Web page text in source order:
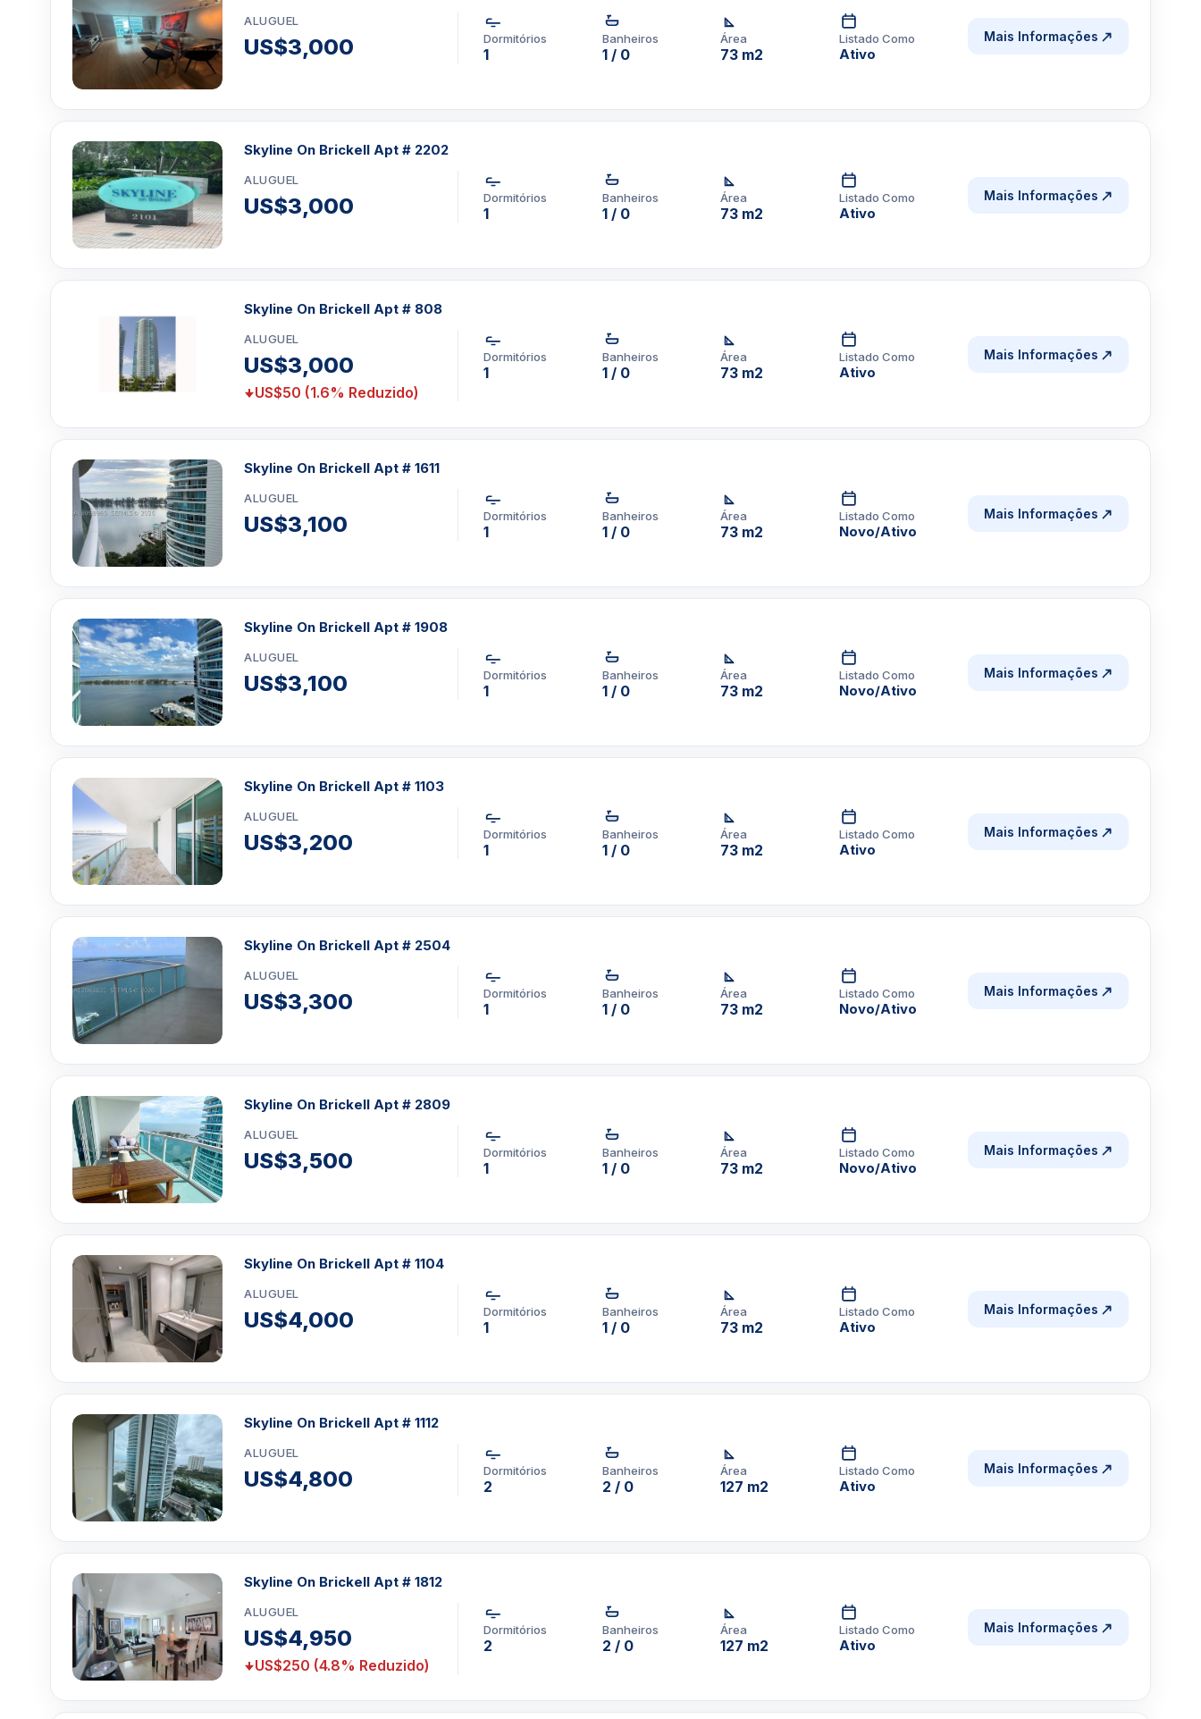
Clique aqui para mandar um email
WhatsApp um corretor em
Miami +1 305 540 5744
Para Vendas ligar no telefone no Brasil SP 11-3957-0613
ALUGUEL
US$3,000 Dormitórios
1
Banheiros
1 / 0
Área
73 m2
Listado Como
Ativo
Mais Informações
Skyline On Brickell Apt # 2202
ALUGUEL
US$3,000 Dormitórios
1
Banheiros
1 / 0
Área
73 m2
Listado Como
Ativo
Mais Informações
Skyline On Brickell Apt # 808
ALUGUEL
US$3,000
US$50 (1.6% Reduzido)
Dormitórios
1
Banheiros
1 / 0
Área
73 m2
Listado Como
Ativo
Mais Informações
Skyline On Brickell Apt # 1611
ALUGUEL
US$3,100 Dormitórios
1
Banheiros
1 / 0
Área
73 m2
Listado Como
Novo/Ativo
Mais Informações
Skyline On Brickell Apt # 1908
ALUGUEL
US$3,100 Dormitórios
1
Banheiros
1 / 0
Área
73 m2
Listado Como
Novo/Ativo
Mais Informações
Skyline On Brickell Apt # 1103
ALUGUEL
US$3,200 Dormitórios
1
Banheiros
1 / 0
Área
73 m2
Listado Como
Ativo
Mais Informações
Skyline On Brickell Apt # 2504
ALUGUEL
US$3,300 Dormitórios
1
Banheiros
1 / 0
Área
73 m2
Listado Como
Novo/Ativo
Mais Informações
Skyline On Brickell Apt # 2809
ALUGUEL
US$3,500 Dormitórios
1
Banheiros
1 / 0
Área
73 m2
Listado Como
Novo/Ativo
Mais Informações
Skyline On Brickell Apt # 1104
ALUGUEL
US$4,000 Dormitórios
1
Banheiros
1 / 0
Área
73 m2
Listado Como
Ativo
Mais Informações
Skyline On Brickell Apt # 1112
ALUGUEL
US$4,800 Dormitórios
2
Banheiros
2 / 0
Área
127 m2
Listado Como
Ativo
Mais Informações
Skyline On Brickell Apt # 1812
ALUGUEL
US$4,950
US$250 (4.8% Reduzido)
Dormitórios
2
Banheiros
2 / 0
Área
127 m2
Listado Como
Ativo
Mais Informações